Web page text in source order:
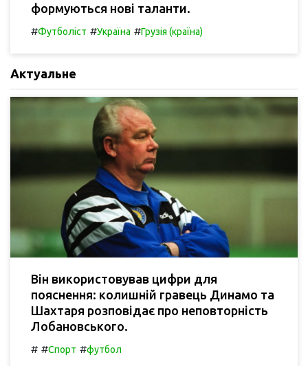
формуються нові таланти.
#Футболіст #Україна #Грузія (країна)
Актуальне
Він використовував цифри для
пояснення: колишній гравець Динамо та
Шахтаря розповідає про неповторність
Лобановського.
# #Спорт #футбол